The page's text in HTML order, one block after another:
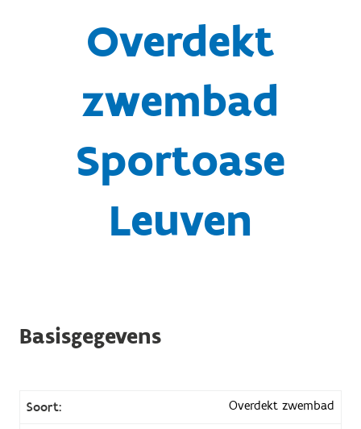
Overdekt
zwembad
Sportoase
Leuven
Basisgegevens
Soort: Overdekt zwembad